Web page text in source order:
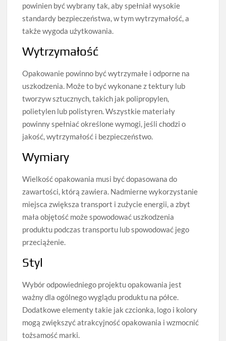
powinien być wybrany tak, aby spełniał wysokie
standardy bezpieczeństwa, w tym wytrzymałość, a
także wygoda użytkowania.
Wytrzymałość
Opakowanie powinno być wytrzymałe i odporne na
uszkodzenia. Może to być wykonane z tektury lub
tworzyw sztucznych, takich jak polipropylen,
polietylen lub polistyren. Wszystkie materiały
powinny spełniać określone wymogi, jeśli chodzi o
jakość, wytrzymałość i bezpieczeństwo.
Wymiary
Wielkość opakowania musi być dopasowana do
zawartości, którą zawiera. Nadmierne wykorzystanie
miejsca zwiększa transport i zużycie energii, a zbyt
mała objętość może spowodować uszkodzenia
produktu podczas transportu lub spowodować jego
przeciążenie.
Styl
Wybór odpowiedniego projektu opakowania jest
ważny dla ogólnego wyglądu produktu na półce.
Dodatkowe elementy takie jak czcionka, logo i kolory
mogą zwiększyć atrakcyjność opakowania i wzmocnić
tożsamość marki.